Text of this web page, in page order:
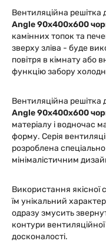
Вентиляційна решітка
Angle 90х400х600
камінних топок та
зверху зліва - буде
повітря в кімнату або
функцію забору
Вентиляційна решітка
Angle 90х400х600
матеріалу і водночас
форму. Серія
розроблена
мінімалістичним
Використання якісної
їм унікальний
одразу змусить
контури
досконалості.